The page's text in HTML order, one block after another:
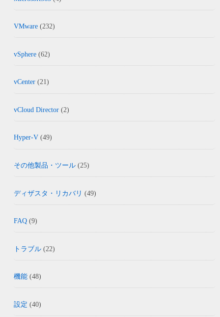
VMware (232)
vSphere (62)
vCenter (21)
vCloud Director (2)
Hyper-V (49)
その他製品・ツール (25)
ディザスタ・リカバリ (49)
FAQ (9)
トラブル (22)
機能 (48)
設定 (40)